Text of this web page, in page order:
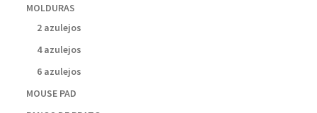
MOLDURAS
2 azulejos
4 azulejos
6 azulejos
MOUSE PAD